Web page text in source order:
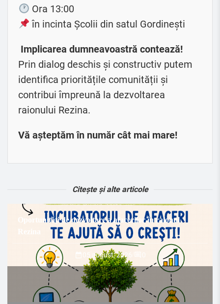
Ora 13:00
în incinta Școlii din satul Gordinești
Implicarea dumneavoastră contează!
Prin dialog deschis și constructiv putem
identifica prioritățile comunității și
contribui împreună la dezvoltarea
raionului Rezina.
Vă așteptăm în număr cât mai mare!
Citește și alte articole
Oportunități de dezvoltare a afacerilor în raionul
Rezina
05 august, 2026